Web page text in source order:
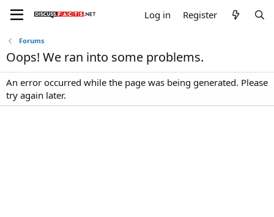
Log in Register
Forums
Oops! We ran into some problems.
An error occurred while the page was being generated. Please
try again later.